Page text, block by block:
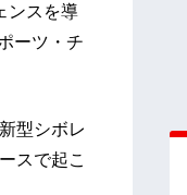
ンスを導
ーツ・チ
型シボレ
スで起こ